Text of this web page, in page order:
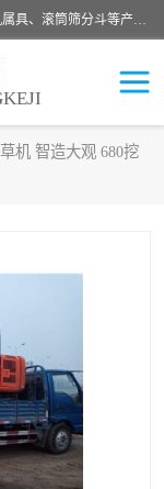
济宁智造工程科技有限公司是一家经营智造大观、挖机属具、滚筒筛分斗等产品的滑移装载机厂家。济宁智造工程科技有限公司奉行以质量赢得用户，诚信为本，互利共赢的宗旨，依靠雄厚的技术力量，科学的管理制度，先进的加工检测设备，始终坚持以客户为中心，免费咨询！
机 智造大观 680挖